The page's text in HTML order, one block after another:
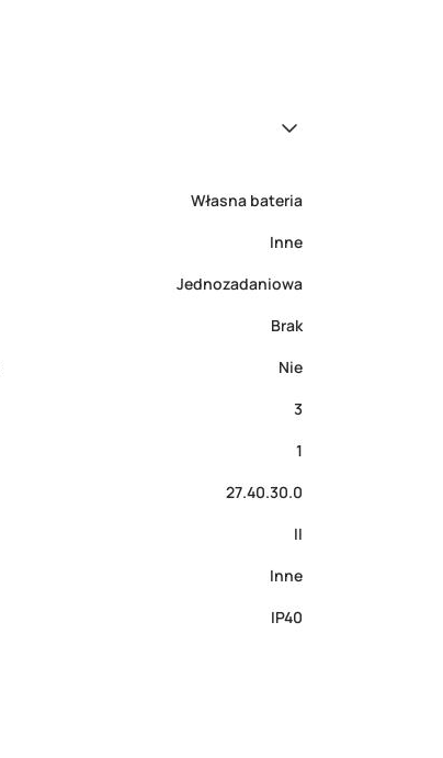
Własna bateria
Inne
Jednozadaniowa
Brak
Nie
3
1
27.40.30.0
II
Inne
IP40